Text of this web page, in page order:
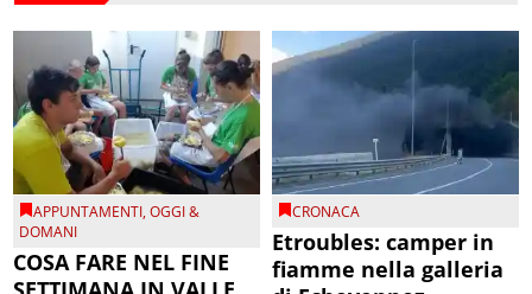
APPUNTAMENTI,OGGI &
DOMANI
COSA FARE NEL FINE
CRONACA
Etroubles: camper in
fiamme nella galleria